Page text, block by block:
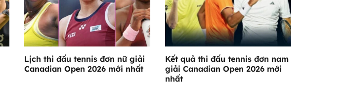
Lịch thi đấu tennis đơn nữ giải
Canadian Open 2026 mới nhất
Kết quả thi đấu tennis đơn nam
giải Canadian Open 2026 mới
nhất